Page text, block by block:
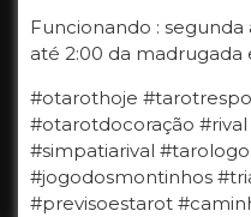
Funcionando :
até 2:00 da madrugada
#otarothoje
#otarotdocoração
#simpatiarival
#jogodosmontinhos
#previsoestarot